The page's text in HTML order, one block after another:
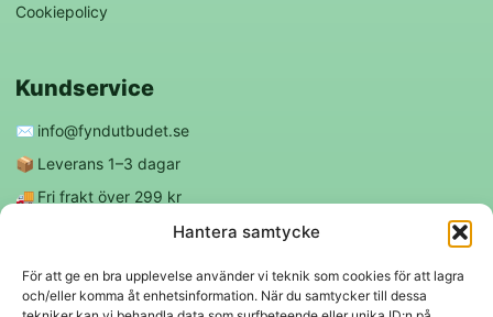
Hantera samtycke
För att ge en bra upplevelse använder vi teknik som cookies för att lagra
och/eller komma åt enhetsinformation. När du samtycker till dessa
Cookiepolicy
Kundservice
✉️ info@fyndutbudet.se
📦 Leverans 1–3 dagar
🚚 Fri frakt över 299 kr
Följ oss